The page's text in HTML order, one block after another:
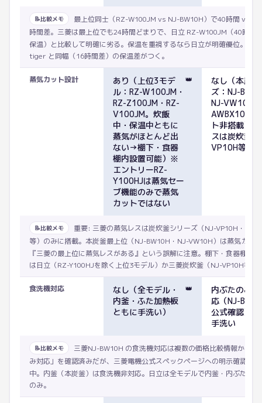
📝比較メモ
最上位同士（RZ-W100JM vs NJ-BW10H）で40時間 vs 24
時間差。三菱は最上位でも24時間どまりで、日立 RZ-W100JM（40時間
保温）と比較して明確に劣る。保温を重視するなら日立が明確優位。
tiger と同幅（16時間差）の保温差がつく。
蒸気カット設計
あり（上位3モデ
ル：RZ-W100JM・
RZ-Z100JM・RZ-
V100JM。炊飯
中・保温中ともに
蒸気がほとんど出
ない→棚下・食器
棚内設置可能）※
エントリーRZ-
Y100HJは蒸気セー
ブ機能のみで蒸気
カットではない
👑
なし（本炭
ズ：NJ-
NJ-VW10H /
AWBX10 は
ト非搭載）※
スは炭炊釜
VP10H等）
📝比較メモ
重要: 三菱の蒸気レスは炭炊釜シリーズ（NJ-VP10H・NJ-
等）のみに搭載。本炭釜最上位（NJ-BW10H・NJ-VW10H）は蒸気カッ
『三菱の最上位に蒸気レスがある』という誤解に注意。棚下・食器棚内
は日立（RZ-Y100HJを除く上位3モデル）か三菱炭炊釜（NJ-VP10H等）
食洗機対応
なし（全モデル・
内釜・ふた加熱板
ともに手洗い）
👑
内ぶたのみ
応（NJ-
公式確認）/
手洗い
📝比較メモ
三菱NJ-BW10H の食洗機対応は複数の価格比較情報から「
み対応」を確認済みだが、三菱電機公式スペックページへの明示確認は
中。内釜（本炭釜）は食洗機非対応。日立は全モデルで内釜・内ぶたと
のみ。